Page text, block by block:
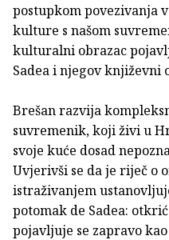
postupkom povezivanja
kulture s našom
kulturalni obrazac
Sadea i njegov književni
Brešan razvija
suvremenik, koji živi u
svoje kuće dosad
Uvjerivši se da je riječ o
istraživanjem
potomak de Sadea:
pojavljuje se zapravo